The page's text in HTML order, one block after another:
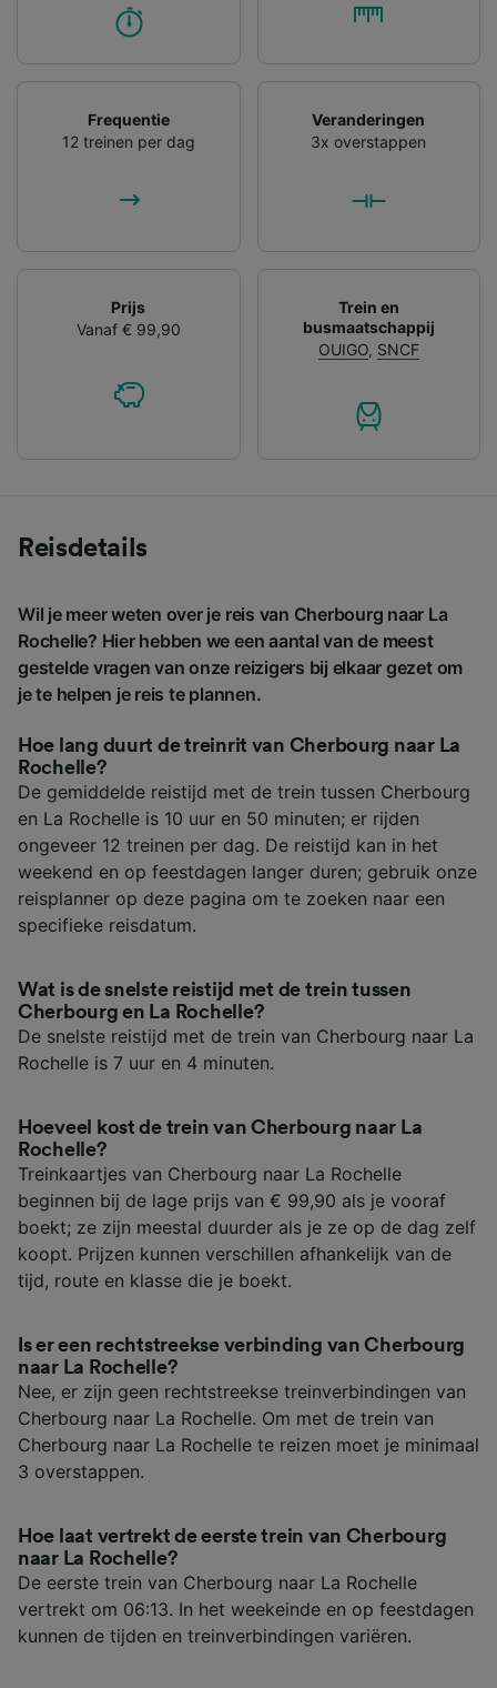
Frequentie
12 treinen per dag
Veranderingen
3x overstappen
Prijs
Vanaf € 99,90
Trein en
busmaatschappij
OUIGO, SNCF
Reisdetails
Wil je meer weten over je reis van Cherbourg naar La
Rochelle? Hier hebben we een aantal van de meest
gestelde vragen van onze reizigers bij elkaar gezet om
je te helpen je reis te plannen.
Hoe lang duurt de treinrit van Cherbourg naar La
Rochelle?
De gemiddelde reistijd met de trein tussen Cherbourg
en La Rochelle is 10 uur en 50 minuten; er rijden
ongeveer 12 treinen per dag. De reistijd kan in het
weekend en op feestdagen langer duren; gebruik onze
reisplanner op deze pagina om te zoeken naar een
specifieke reisdatum.
Wat is de snelste reistijd met de trein tussen
Cherbourg en La Rochelle?
De snelste reistijd met de trein van Cherbourg naar La
Rochelle is 7 uur en 4 minuten.
Hoeveel kost de trein van Cherbourg naar La
Rochelle?
Treinkaartjes van Cherbourg naar La Rochelle
beginnen bij de lage prijs van € 99,90 als je vooraf
boekt; ze zijn meestal duurder als je ze op de dag zelf
koopt. Prijzen kunnen verschillen afhankelijk van de
tijd, route en klasse die je boekt.
Is er een rechtstreekse verbinding van Cherbourg
naar La Rochelle?
Nee, er zijn geen rechtstreekse treinverbindingen van
Cherbourg naar La Rochelle. Om met de trein van
Cherbourg naar La Rochelle te reizen moet je minimaal
3 overstappen.
Hoe laat vertrekt de eerste trein van Cherbourg
naar La Rochelle?
De eerste trein van Cherbourg naar La Rochelle
vertrekt om 06:13. In het weekeinde en op feestdagen
kunnen de tijden en treinverbindingen variëren.